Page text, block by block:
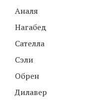
Аналя
Нагабед
Сателла
Сэли
Обрен
Дилавер